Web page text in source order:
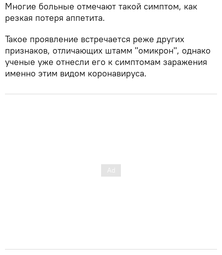
Многие больные отмечают такой симптом, как
резкая потеря аппетита.
Такое проявление встречается реже других
признаков, отличающих штамм "омикрон", однако
ученые уже отнесли его к симптомам заражения
именно этим видом коронавируса.